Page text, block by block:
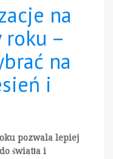
na
–
na
i
pozwala lepiej
światła i